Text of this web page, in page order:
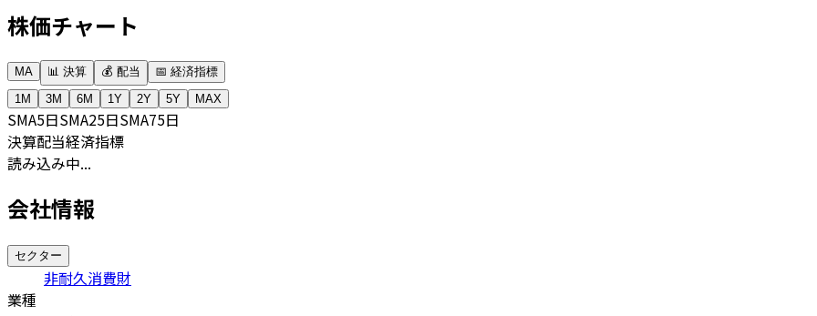
株価チャート
MA 📊 決算 💰 配当
📅 経済指標
1M
3M 6M 1Y 2Y 5Y MAX
SMA5日SMA25日SMA75日
決算配当経済指標
読み込み中...
会社情報
セクター
非耐久消費財
業種